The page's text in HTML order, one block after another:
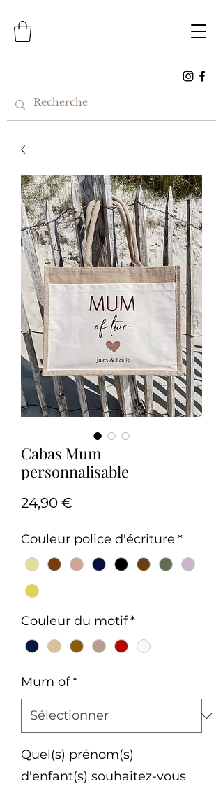
Cabas Mum
personnalisable
24,90 €
Couleur police d'écriture *
Couleur du motif*
Mum of*
Quel(s) prénom(s)
d'enfant(s) souhaitez-vous